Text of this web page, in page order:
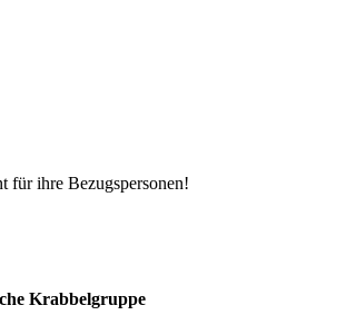
für ihre Bezugspersonen!
Krabbelgruppe